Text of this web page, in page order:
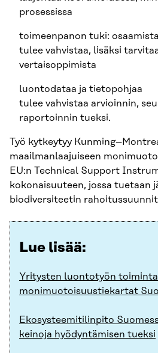
prosessissa
toimeenpanon tuki: osaamista
tulee vahvistaa, lisäksi
vertaisoppimista
luontodataa ja tietopohjaa
tulee vahvistaa arvioinnin,
raportoinnin tueksi.
Työ kytkeytyy
maailmanlaajuiseen
EU:n Technical Support
kokonaisuuteen, jossa tuetaan
biodiversiteetin
Lue lisää:
Yritysten luontotyön
monimuotoisuustiekartat
Ekosysteemitilinpito
keinoja hyödyntämisen tueksi